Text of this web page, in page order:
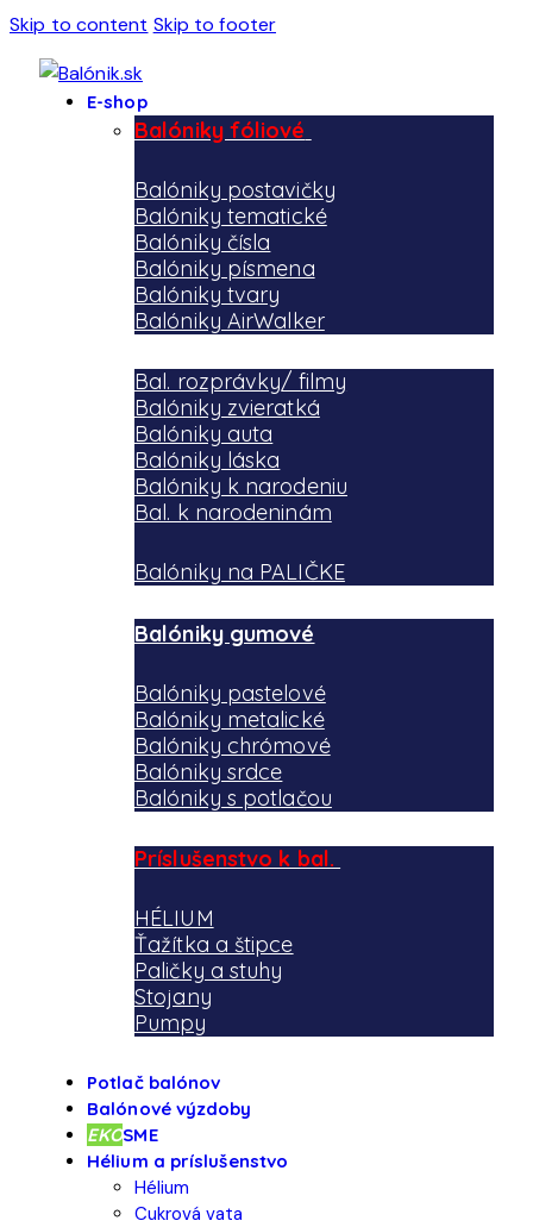
Skip to content Skip to footer
E-shop
Balóniky fóliové
Balóniky postavičky
Balóniky tematické
Balóniky čísla
Balóniky písmena
Balóniky tvary
Balóniky AirWalker
Bal. rozprávky/ filmy
Balóniky zvieratká
Balóniky auta
Balóniky láska
Balóniky k narodeniu
Bal. k narodeninám
Balóniky na PALIČKE
Balóniky gumové
Balóniky pastelové
Balóniky metalické
Balóniky chrómové
Balóniky srdce
Balóniky s potlačou
Príslušenstvo k bal.
HÉLIUM
Ťažítka a štipce
Paličky a stuhy
Stojany
Pumpy
Potlač balónov
Balónové výzdoby
EKOSME
Hélium a príslušenstvo
Hélium
Cukrová vata